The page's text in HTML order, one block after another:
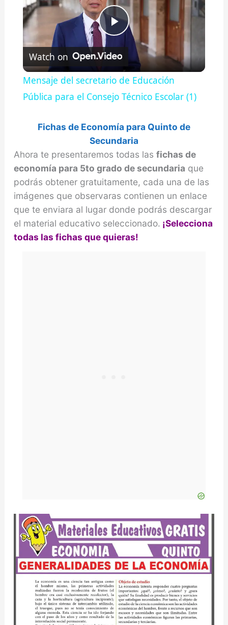
P
a
y
V
i
d
Watch on
Mensaje del secretario de Educación
Pública para el Consejo Técnico Escolar (1)
Fichas de Economía para Quinto de
Secundaria
Ahora te presentaremos todas las fichas de
economía para 5to grado de secundaria que
podrás obtener gratuitamente, cada una de las
imágenes que observaras contienen un enlace
que te enviara al lugar donde podrás descargar
el material educativo seleccionado. ¡Selecciona
todas las fichas que quieras!